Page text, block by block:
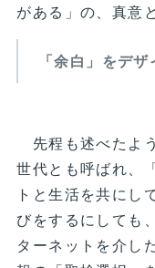
がある」の、真意
「余白」をデ
先程も述べたよ
世代とも呼ばれ、
トと生活を共にし
びをするにしても
ターネットを介し